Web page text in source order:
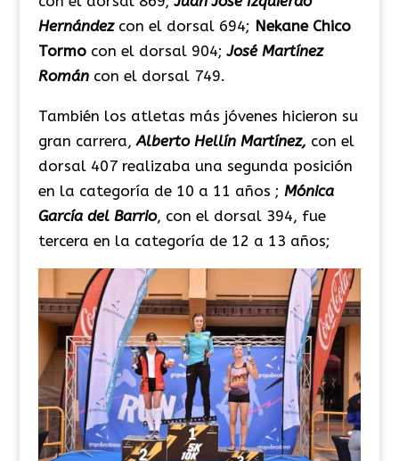
Hernández con el dorsal 694; Nekane Chico
Tormocon el dorsal 904;José Martínez
Román con el dorsal 749.
También los atletas más jóvenes hicieron su
gran carrera,Alberto Hellín Martínez, con el
dorsal 407 realizaba una segunda posición
en la categoría de 10 a 11 años ; Mónica
García del Barrio, con el dorsal 394, fue
tercera en la categoría de 12 a 13 años;